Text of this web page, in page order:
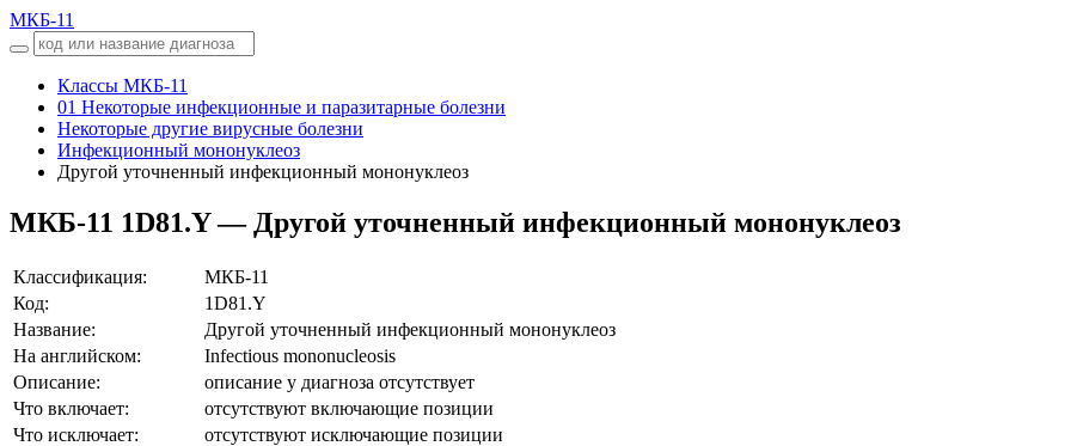
МКБ-11
Классы МКБ-11
01 Некоторые инфекционные и паразитарные болезни
Некоторые другие вирусные болезни
Инфекционный мононуклеоз
Другой уточненный инфекционный мононуклеоз
МКБ-11 1D81.Y — Другой уточненный инфекционный мононуклеоз
Классификация:
МКБ-11
Код:
1D81.Y
Название:
Другой уточненный инфекционный мононуклеоз
На английском:
Infectious mononucleosis
Описание:
описание у диагноза отсутствует
Что включает:
отсутствуют включающие позиции
Что исключает:
отсутствуют исключающие позиции